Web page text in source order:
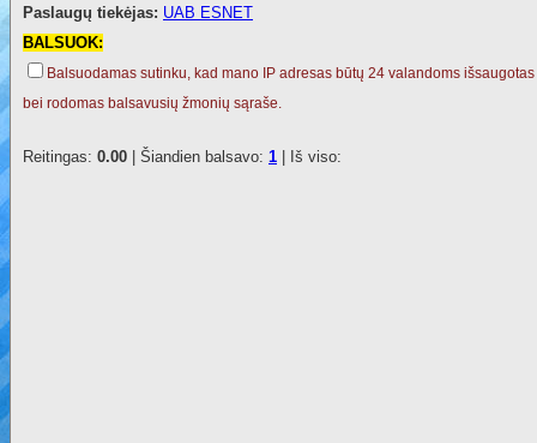
Paslaugų tiekėjas: UAB ESNET
BALSUOK:
Balsuodamas sutinku, kad mano IP adresas būtų 24 valandoms išsaugotas
bei rodomas balsavusių žmonių sąraše.
Reitingas: 0.00 | Šiandien balsavo: 1 | Iš viso: